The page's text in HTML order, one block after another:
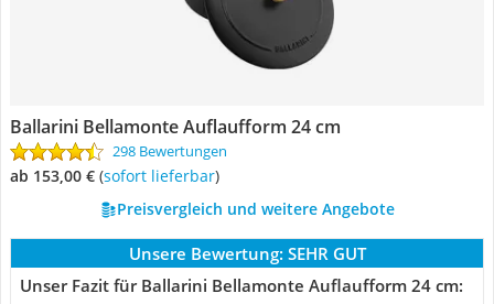
Ballarini Bellamonte Auflaufform 24 cm
298 Bewertungen
ab 153,00 € ( Sofort lieferbar)
Preisvergleich und weitere Angebote
Unsere Bewertung: SEHR GUT
Unser Fazit für Ballarini Bellamonte Auflaufform 24 cm: